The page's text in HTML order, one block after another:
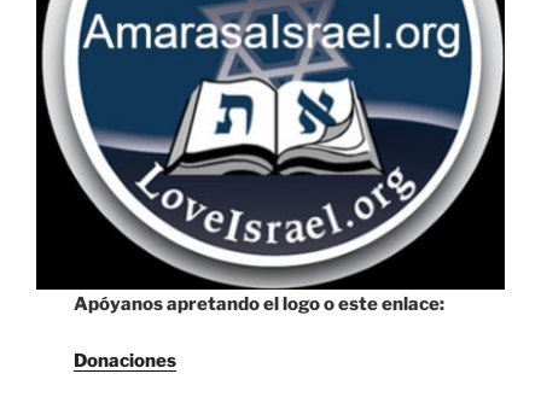
Apóyanos apretando el logo o este enlace:
Donaciones